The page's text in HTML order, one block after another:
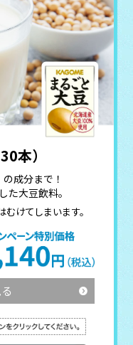
本）
成分まで！
大豆飲料。
けてしまいます。